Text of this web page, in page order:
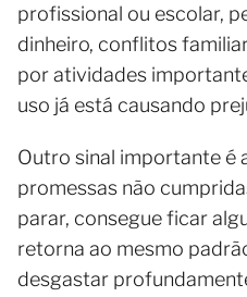
profissional ou escolar,
dinheiro, conflitos
por atividades
uso já está causando
Outro sinal importante é
promessas não
parar, consegue ficar
retorna ao mesmo
desgastar